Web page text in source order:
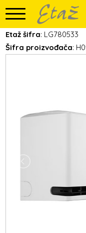
Etaž šifra: LG780533
Šifra proizvođača: